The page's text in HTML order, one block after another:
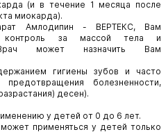
(и в течение 1 месяца после
миокарда).
Амлодипин - ВЕРТЕКС, Вам
контроль за массой тела и
может назначить Вам
гигиены зубов и часто
болезненности,
десен).
у детей от 0 до 6 лет.
применяться у детей только